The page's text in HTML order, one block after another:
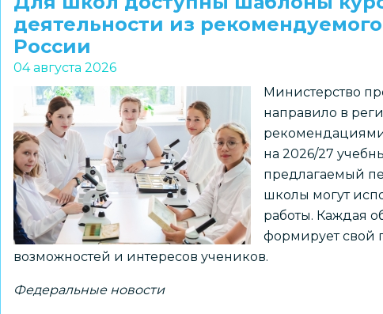
7
классов
их
наставников
приглашают
к
участию
в
региональном
конкурсе
«ПРО
Большие
деятельности из
России
04 августа 2026
Министерство
направило в
на 2026/27
предлагаемый
школы могут
работы. Каждая
формирует свой
возможностей и интересов учеников.
Федеральные новости